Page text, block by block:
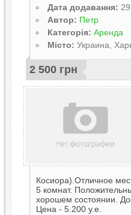
Дата додавання:
Автор: Петр
Категорія: Аренда
Місто: Украина,
2 500 грн
Косиора).Отличное
5 комнат.
хорошем состоянии.
Цена - 5.200 у.е.